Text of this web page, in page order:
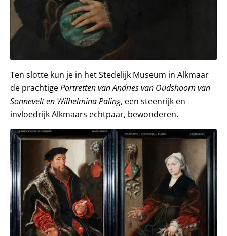
Ten slotte kun je in het Stedelijk Museum in Alkmaar
de prachtigePortretten van Andries van Oudshoorn van
Sonnevelt en Wilhelmina Paling, een steenrijk en
invloedrijk Alkmaars echtpaar, bewonderen.